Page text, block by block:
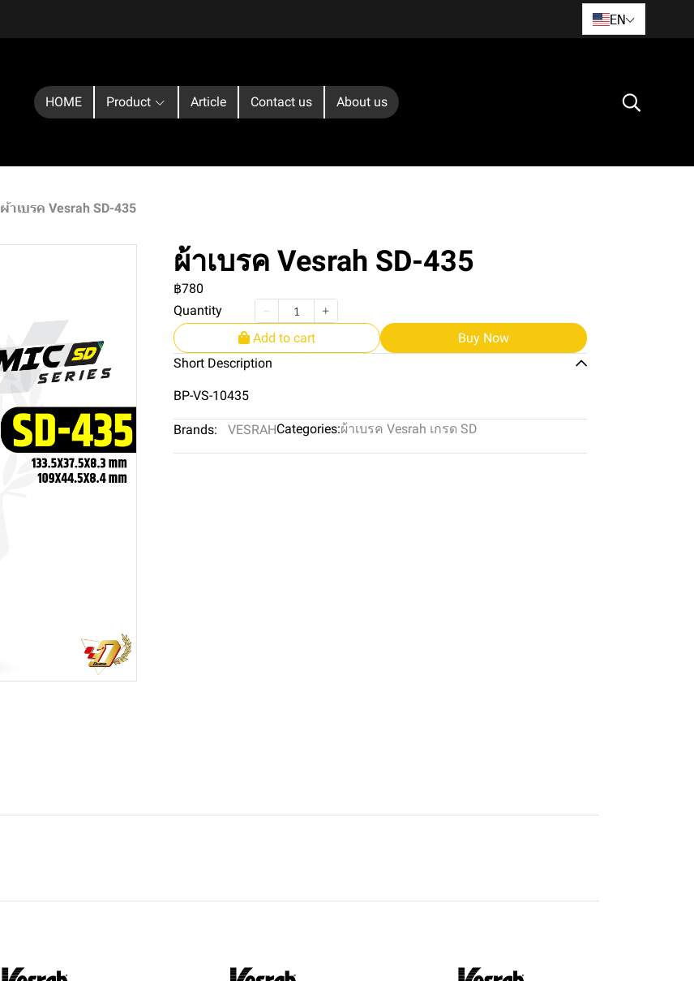
EN
HOME Product Article Contact us About us
ผ้าเบรค Vesrah SD-435
ผ้าเบรค Vesrah SD-435
฿780
Quantity
Add to cart
Buy Now
Short Description
BP-VS-10435
Brands: VESRAHCategories:ผ้าเบรค Vesrah เกรด SD